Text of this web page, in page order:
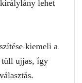
lehet
kiemeli a
tüll ujjas, így